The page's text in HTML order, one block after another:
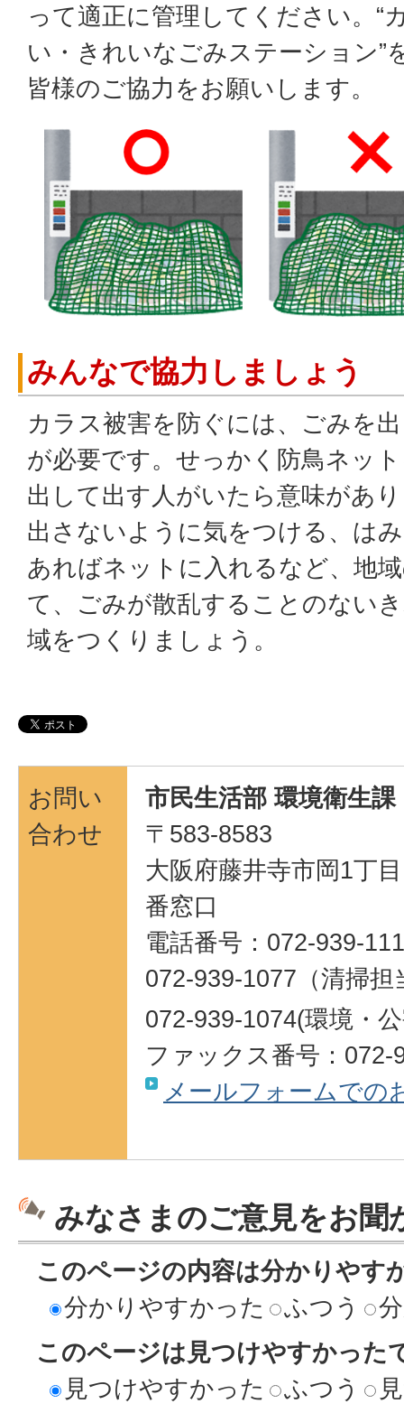
って適正に管理してください。“
い・きれいなごみステーション”
皆様のご協力をお願いします。
みんなで協力しましょう
カラス被害を防ぐには、ごみを
が必要です。せっかく防鳥ネッ
出して出す人がいたら意味があ
出さないように気をつける、は
あればネットに入れるなど、地
て、ごみが散乱することのない
域をつくりましょう。
お問い
合わせ
市民生活部 環境衛生課
〒583-8583
大阪府藤井寺市岡1丁
番窓口
電話番号：072-939-
072-939-1077（清掃担
072-939-1074(環境・
ファックス番号：072-
メールフォームでの
みなさまのご意見をお聞
このページの内容は分かりやす
分かりやすかった
ふつう
このページは見つけやすかった
見つけやすかった
ふつう